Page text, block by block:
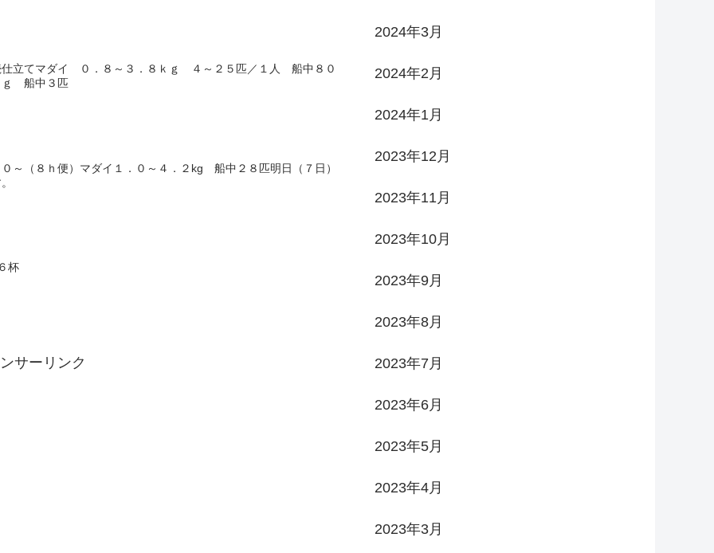
立てマダイ ０．８～３．８ｋｇ ４～２５匹／１人 船中８０
ｇ 船中３匹
～（８ｈ便）マダイ１．０～４．２kg 船中２８匹明日（７日）
杯
サーリンク
2024年3月
2024年2月
2024年1月
2023年12月
2023年11月
2023年10月
2023年9月
2023年8月
2023年7月
2023年6月
2023年5月
2023年4月
2023年3月